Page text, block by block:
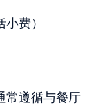
费）
常遵循与餐厅